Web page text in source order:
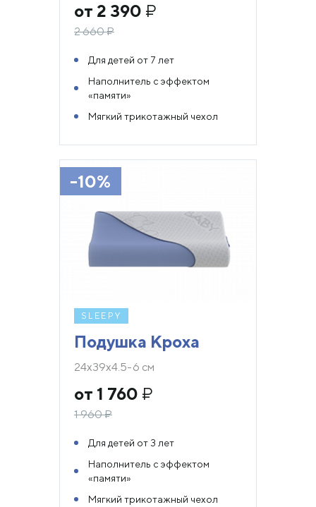
от 2 390 ₽
2 660₽
Для детей от 7 лет
Наполнитель с эффектом
«памяти»
Мягкий трикотажный чехол
-10%
SLEEPY
Подушка Кроха
24х39х4.5-6 см
от 1 760 ₽
1 960₽
Для детей от 3 лет
Наполнитель с эффектом
«памяти»
Мягкий трикотажный чехол